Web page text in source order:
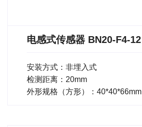
电感式传感器 BN20-F4-12
安装方式：非埋入式
检测距离：20mm
外形规格（方形）：40*40*66mm